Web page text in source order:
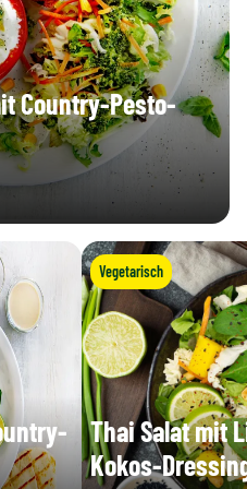
Country-Pesto-
Vegetarisch
Thai Salat mit
Kokos-